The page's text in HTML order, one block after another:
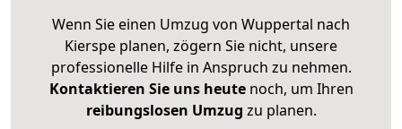
Wenn Sie einen Umzug von Wuppertal nach
Kierspe planen, zögern Sie nicht, unsere
professionelle Hilfe in Anspruch zu nehmen.
Kontaktieren Sie uns heutenoch, um Ihren
reibungslosen Umzug zu planen.